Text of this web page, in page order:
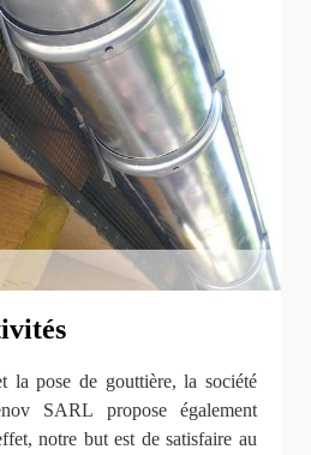
la pose de gouttière, la société
SARL propose également
notre but est de satisfaire au